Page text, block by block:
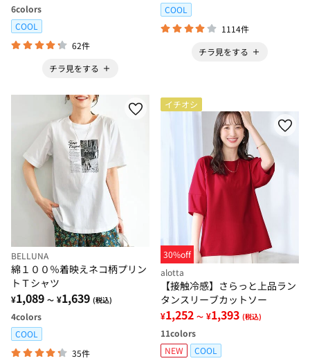
6colors
COOL
62件
チラ見をする
COOL
1114件
チラ見をする
BELLUNA
綿１００％着映えネコ柄プリン
トＴシャツ
¥1,089 ～ ¥1,639 (税込)
4colors
COOL
35件
イチオシ
30%off
alotta
【接触冷感】さらっと上品ラン
タンスリーブカットソー
¥1,252 ～ ¥1,393 (税込)
11colors
NEW
COOL